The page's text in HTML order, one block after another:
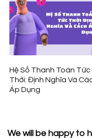
Hệ Số Thanh Toán Tức
Thời: Định Nghĩa Và
Áp Dụng
We will be happy to